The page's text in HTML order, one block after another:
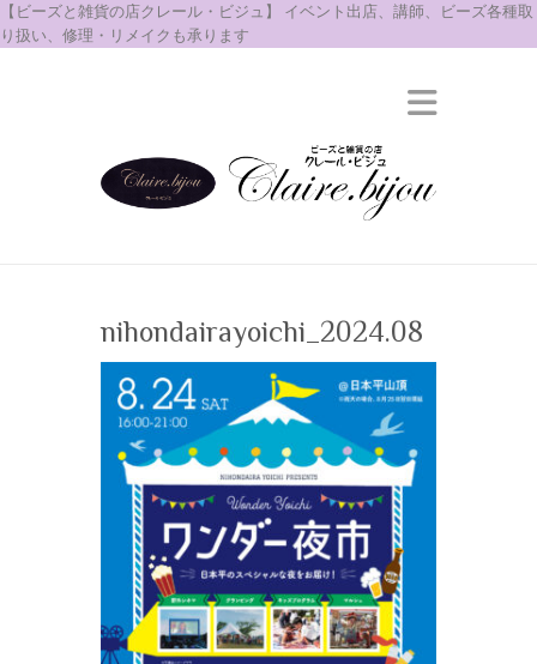
【ビーズと雑貨の店クレール・ビジュ】 イベント出店、講師、ビーズ各種取
り扱い、修理・リメイクも承ります
nihondairayoichi_2024.08